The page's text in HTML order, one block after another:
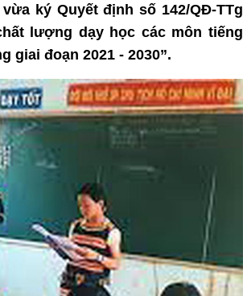
ký Quyết định số 142/QĐ-TTg
lượng dạy học các môn tiếng
giai đoạn 2021 - 2030”.